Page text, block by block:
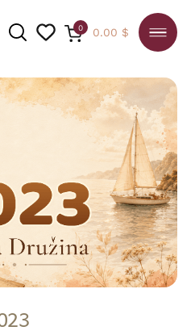
PRETRAGA
0 0.00 $